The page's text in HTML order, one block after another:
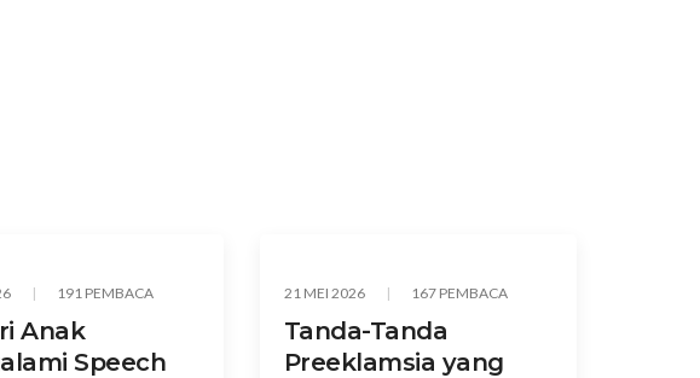
191 PEMBACA
Anak
Speech
21 MEI 2026 167 PEMBACA
Tanda-Tanda
Preeklamsia yang